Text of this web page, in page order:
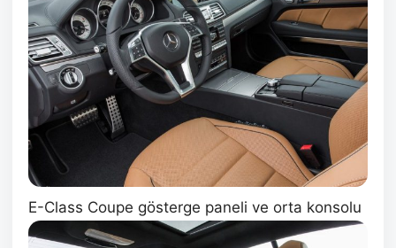
E-Class Coupe gösterge paneli ve orta konsolu